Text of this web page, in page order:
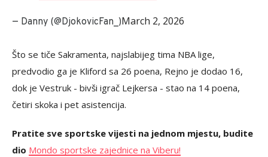
— Danny (@DjokovicFan_)March 2, 2026
Što se tiče Sakramenta, najslabijeg tima NBA lige,
predvodio ga je Kliford sa 26 poena, Rejno je dodao 16,
dok je Vestruk - bivši igrač Lejkersa - stao na 14 poena,
četiri skoka i pet asistencija.
Pratite sve sportske vijesti na jednom mjestu, budite
dio Mondo sportske zajednice na Viberu!